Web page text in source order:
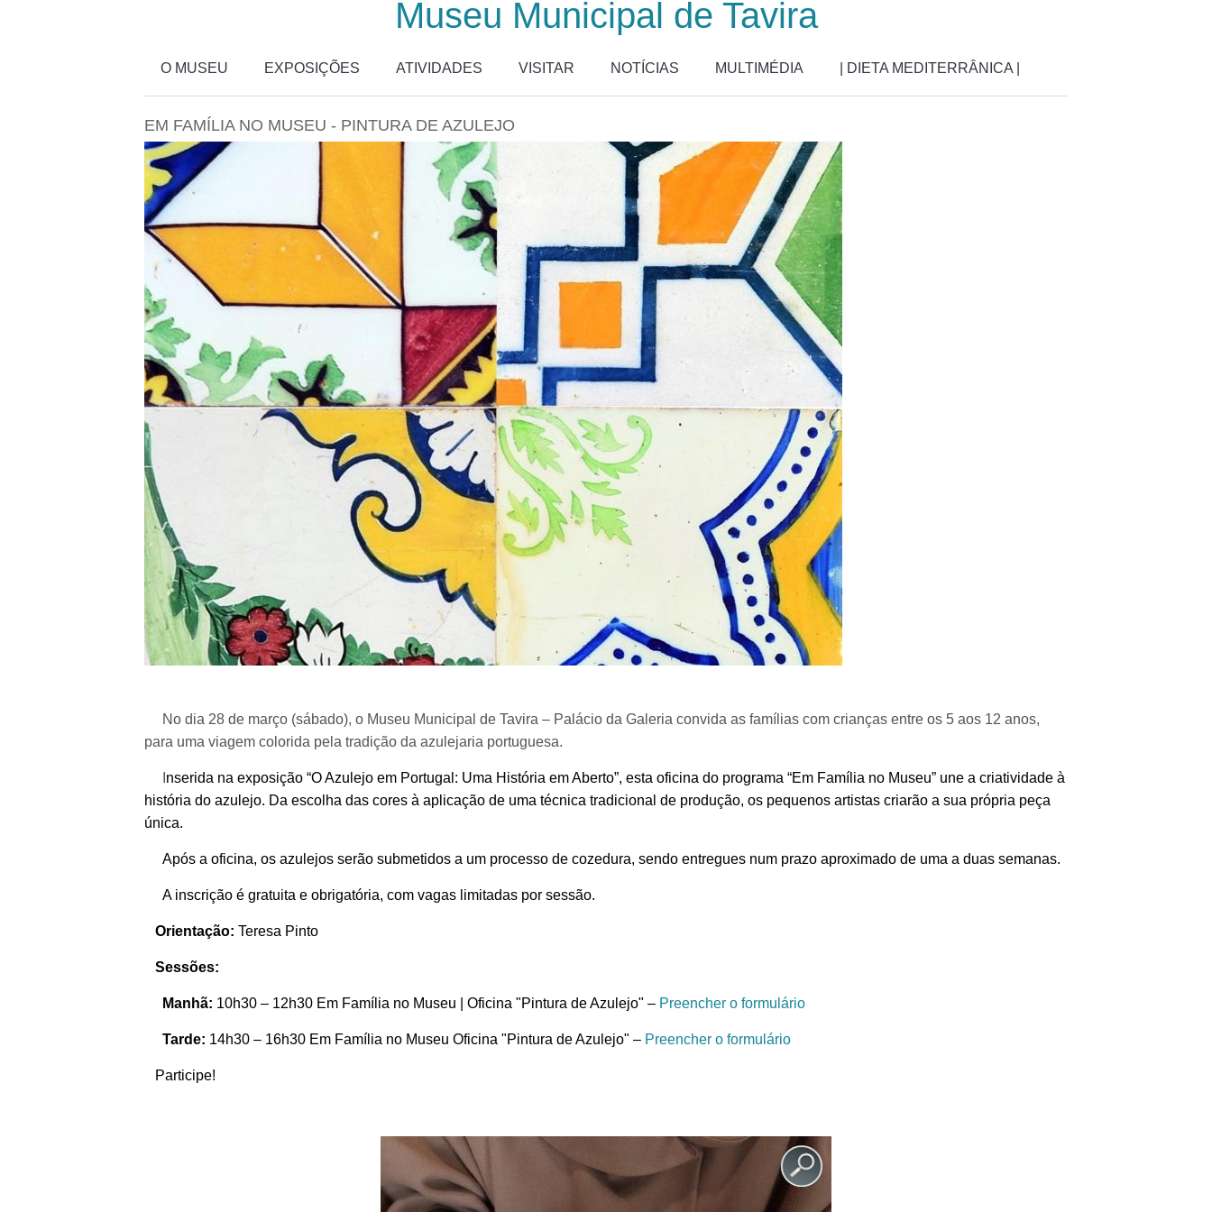
Museu Municipal de Tavira
O MUSEU EXPOSIÇÕES ATIVIDADES VISITAR NOTÍCIAS MULTIMÉDIA | DIETA MEDITERRÂNICA |
EM FAMÍLIA NO MUSEU - PINTURA DE AZULEJO
No dia 28 de março (sábado), o Museu Municipal de Tavira – Palácio da Galeria convida as famílias com crianças entre os 5 aos 12 anos,
para uma viagem colorida pela tradição da azulejaria portuguesa.
nserida na exposição “O Azulejo em Portugal: Uma História em Aberto”, esta oficina do programa “Em Família no Museu” une a criatividade à
história do azulejo. Da escolha das cores à aplicação de uma técnica tradicional de produção, os pequenos artistas criarão a sua própria peça
única.
Após a oficina, os azulejos serão submetidos a um processo de cozedura, sendo entregues num prazo aproximado de uma a duas semanas.
A inscrição é gratuita e obrigatória, com vagas limitadas por sessão.
Orientação: Teresa Pinto
Sessões:
Manhã: 10h30 – 12h30 Em Família no Museu | Oficina "Pintura de Azulejo" – Preencher o formulário
Tarde: 14h30 – 16h30 Em Família no Museu Oficina "Pintura de Azulejo" – Preencher o formulário
Participe!